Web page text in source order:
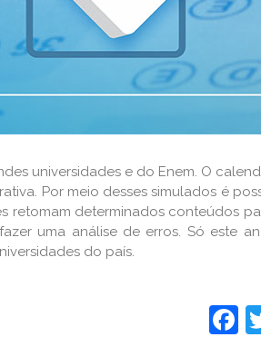
universidades e do Enem. O
Por meio desses simulados é
retomam determinados conteúdos
uma análise de erros. Só este
do país.